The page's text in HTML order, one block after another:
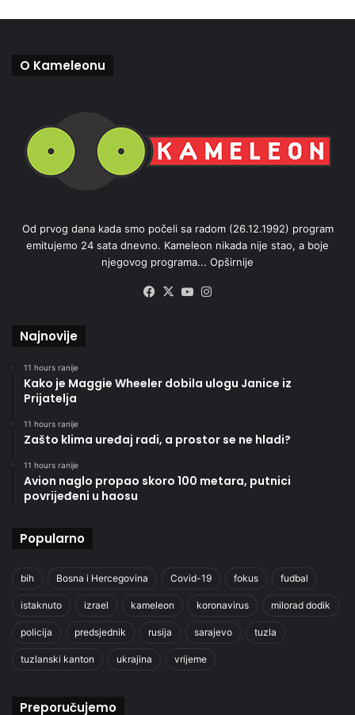
O Kameleonu
Od prvog dana kada smo počeli sa radom (26.12.1992) program
emitujemo 24 sata dnevno. Kameleon nikada nije stao, a boje
njegovog programa... Opširnije
Facebook
X YouTube
Najnovije
11 hours ranije
Kako je Maggie Wheeler dobila ulogu Janice iz
Prijatelja
11 hours ranije
Zašto klima uređaj radi, a prostor se ne hladi?
11 hours ranije
Avion naglo propao skoro 100 metara, putnici
povrijeđeni u haosu
Popularno
bih Bosna i Hercegovina Covid-19 fokus fudbal
istaknuto izrael kameleon koronavirus milorad dodik
policija predsjednik rusija sarajevo tuzla
tuzlanski kanton ukrajina vrijeme
Preporučujemo